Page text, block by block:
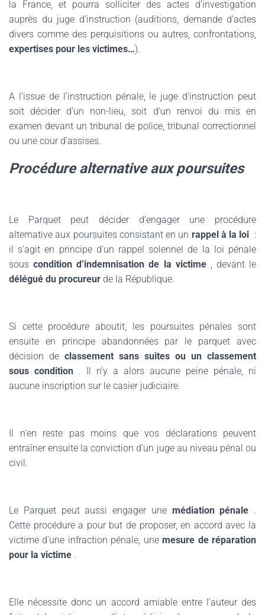
la France, et pourra solliciter des actes d’investigation
auprès du juge d’instruction (auditions, demande d’actes
divers comme des perquisitions ou autres, confrontations,
expertises pour les victimes…).
A l’issue de l’instruction pénale, le juge d’instruction peut
soit décider d’un non-lieu, soit d’un renvoi du mis en
examen devant un tribunal de police, tribunal correctionnel
ou une cour d’assises.
Procédure alternative aux poursuites
Le Parquet peut décider d’engager une procédure
alternative aux poursuites consistant en un rappel à la loi :
il s’agit en principe d’un rappel solennel de la loi pénale
souscondition d’indemnisation de la victime, devant le
délégué du procureur de la République.
Si cette procédure aboutit, les poursuites pénales sont
ensuite en principe abandonnées par le parquet avec
décision de classement sans suites ou un classement
sous condition . Il n’y a alors aucune peine pénale, ni
aucune inscription sur le casier judiciaire.
Il n’en reste pas moins que vos déclarations peuvent
entraîner ensuite la conviction d’un juge au niveau pénal ou
civil.
Le Parquet peut aussi engager une médiation pénale .
Cette procédure a pour but de proposer, en accord avec la
victime d’une infraction pénale, unemesure de réparation
pour la victime .
Elle nécessite donc un accord amiable entre l’auteur des